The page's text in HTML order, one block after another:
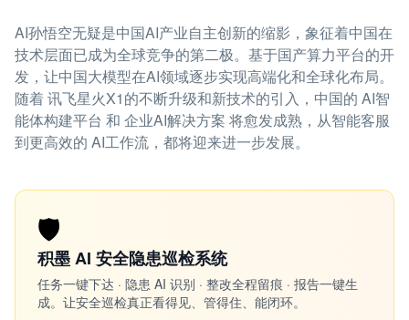
AI孙悟空无疑是中国AI产业自主创新的缩影，象征着中国在
技术层面已成为全球竞争的第二极。基于国产算力平台的开
发，让中国大模型在AI领域逐步实现高端化和全球化布局。
随着 讯飞星火X1的不断升级和新技术的引入，中国的 AI智
能体构建平台 和 企业AI解决方案 将愈发成熟，从智能客服
到更高效的 AI工作流，都将迎来进一步发展。
🛡️
积墨 AI 安全隐患巡检系统
任务一键下达 · 隐患 AI 识别 · 整改全程留痕 · 报告一键生
成。让安全巡检真正看得见、管得住、能闭环。